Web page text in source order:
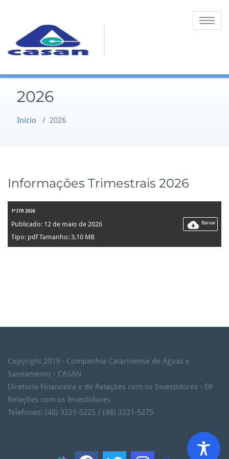
Toggle
2026
Início / 2026
Informações Trimestrais 2026
1º ITR 2026
Publicado: 12 de maio de 2026
Tipo: pdf Tamanho: 3,10 MB
Baixar
Copyright 2019 - Companhia Catarinense de Águas e
Saneamento - CASAN
Diretoria Financeira e de Relações com os Investidores - DF
Relações com os Investidores
Telefones: (48) 3221-5225 / (48) 3221-5275